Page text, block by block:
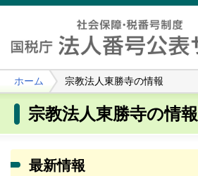
ホーム 宗教法人東勝寺の情報
宗教法人東勝寺の情報
最新情報